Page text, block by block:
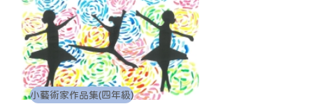
小藝術家作品集(四年級)